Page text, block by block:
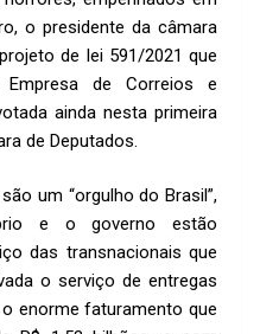
o presidente da câmara
de lei 591/2021 que
de Correios e
ainda nesta primeira
de Deputados.
um “orgulho do Brasil”,
e o governo estão
das transnacionais que
o serviço de entregas
enorme faturamento que